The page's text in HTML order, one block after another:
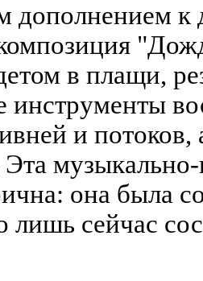
дополнением к
в плащи,
и потоков,
она была
сейчас